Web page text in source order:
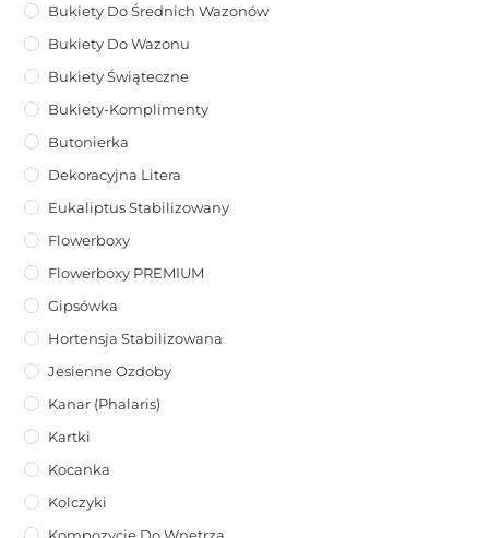
Bukiety Do Średnich Wazonów
Bukiety Do Wazonu
Bukiety Świąteczne
Bukiety-Komplimenty
Butonierka
Dekoracyjna Litera
Eukaliptus Stabilizowany
Flowerboxy
Flowerboxy PREMIUM
Gipsówka
Hortensja Stabilizowana
Jesienne Ozdoby
Kanar (phalaris)
Kartki
Kocanka
Kolczyki